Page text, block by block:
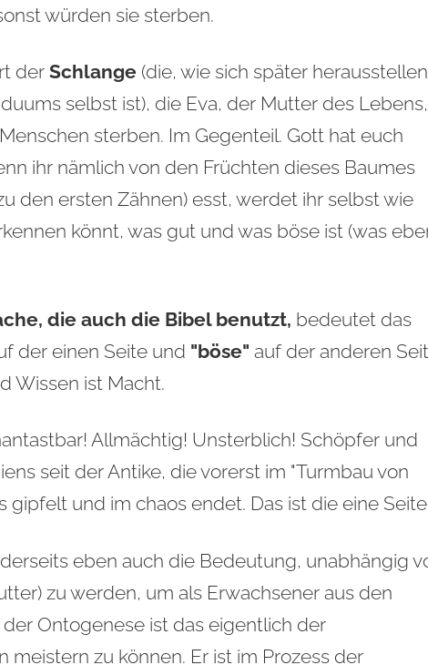
würden sie sterben.
der Schlange (die, wie sich später herausstellen
selbst ist), die Eva, der Mutter des Lebens,
sterben. Im Gegenteil. Gott hat euch
ihr nämlich von den Früchten dieses Baumes
den ersten Zähnen) esst, werdet ihr selbst wie
könnt, was gut und was böse ist (was
die auch die Bibel benutzt, bedeutet das
der einen Seite und "böse" auf der anderen
Wissen ist Macht.
Allmächtig! Unsterblich! Schöpfer und
seit der Antike, die vorerst im "Turmbau von
gipfelt und im chaos endet. Das ist die eine
eben auch die Bedeutung, unabhängig
zu werden, um als Erwachsener aus den
Ontogenese ist das eigentlich der
zu können. Er ist im Prozess der